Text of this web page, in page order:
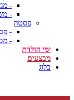
-
-
פסטה
-
-
ימי הולדת
מבצעים
בלוג